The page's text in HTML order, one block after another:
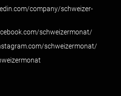
company/schweizer-
schweizermonat/
schweizermonat/